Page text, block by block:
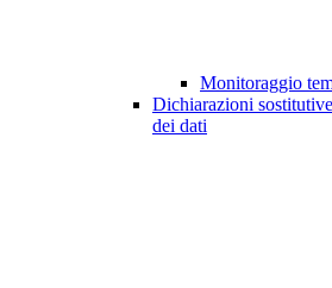
Monitoraggio
Dichiarazioni
dei dati